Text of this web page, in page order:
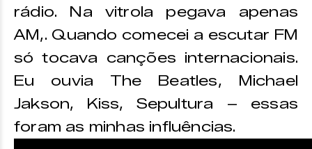
rádio. Na vitrola pegava apenas
AM,. Quando comecei a escutar FM
só tocava canções internacionais.
Eu ouvia The Beatles, Michael
Jakson, Kiss, Sepultura – essas
foram as minhas influências.